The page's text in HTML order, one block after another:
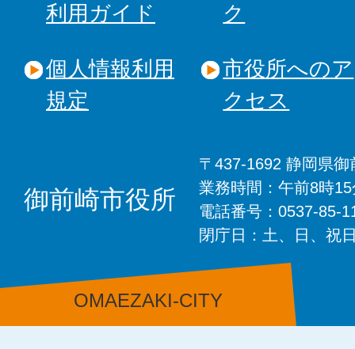
利用ガイド
ク
個人情報利用
規定
市役所へのア
クセス
御前崎市役所
〒437-1692 静岡県
業務時間：午前8時
電話番号：0537-85-
閉庁日：土、日、祝
OMAEZAKI-CITY